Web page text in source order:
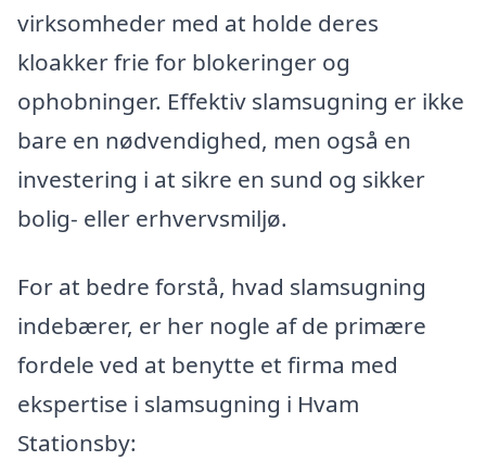
virksomheder med at holde deres
kloakker frie for blokeringer og
ophobninger. Effektiv slamsugning er ikke
bare en nødvendighed, men også en
investering i at sikre en sund og sikker
bolig- eller erhvervsmiljø.
For at bedre forstå, hvad slamsugning
indebærer, er her nogle af de primære
fordele ved at benytte et firma med
ekspertise i slamsugning i Hvam
Stationsby: